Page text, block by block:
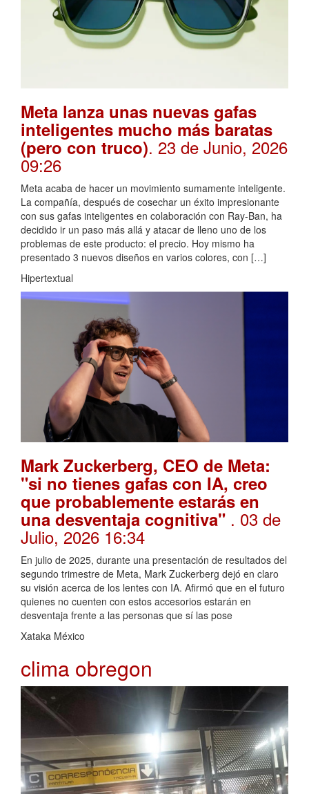
Meta lanza unas nuevas gafas
inteligentes mucho más baratas
(pero con truco). 23 de Junio, 2026
09:26
Meta acaba de hacer un movimiento sumamente inteligente.
La compañía, después de cosechar un éxito impresionante
con sus gafas inteligentes en colaboración con Ray-Ban, ha
decidido ir un paso más allá y atacar de lleno uno de los
problemas de este producto: el precio. Hoy mismo ha
presentado 3 nuevos diseños en varios colores, con […]
Hipertextual
Mark Zuckerberg, CEO de Meta:
"si no tienes gafas con IA, creo
que probablemente estarás en
una desventaja cognitiva" . 03 de
Julio, 2026 16:34
En julio de 2025, durante una presentación de resultados del
segundo trimestre de Meta, Mark Zuckerberg dejó en claro
su visión acerca de los lentes con IA. Afirmó que en el futuro
quienes no cuenten con estos accesorios estarán en
desventaja frente a las personas que sí las pose
Xataka México
clima obregon